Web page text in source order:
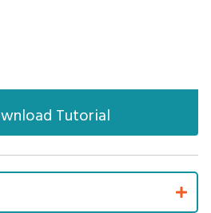
Tutorial